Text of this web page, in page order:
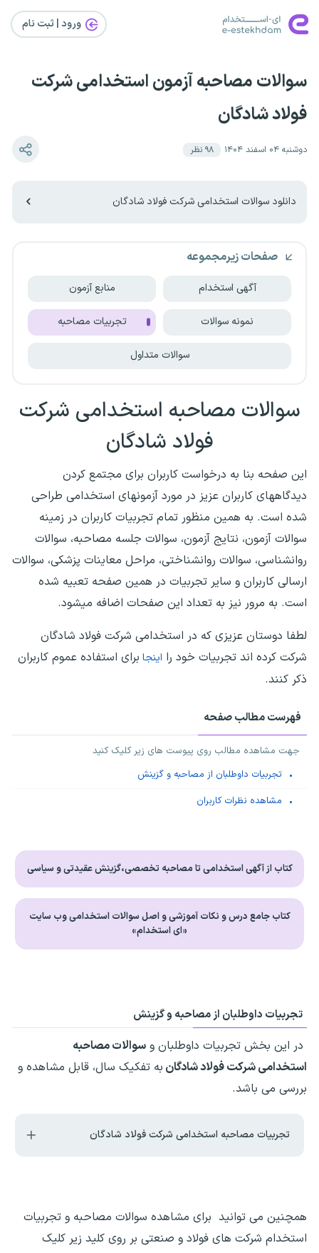
ورود | ثبت‌ نام
سوالات مصاحبه آزمون استخدامی شرکت
فولاد شادگان
دوشنبه ۰۴ اسفند ۱۴۰۴ ۹۸ نظر
دانلود سوالات استخدامی شرکت فولاد شادگان
صفحات زیرمجموعه
آگهی استخدام منابع آزمون
نمونه سوالات تجربیات مصاحبه
سوالات متداول
سوالات مصاحبه استخدامی شرکت
فولاد شادگان
این صفحه بنا به درخواست کاربران برای مجتمع کردن
دیدگاههای کاربران عزیز در مورد آزمونهای استخدامی طراحی
شده است. به همین منظور تمام تجربیات کاربران در زمینه
سوالات آزمون، نتایج آزمون، سوالات جلسه مصاحبه، سوالات
روانشناسی، سوالات روانشناختی، مراحل معاینات پزشکی، سوالات
ارسالی کاربران و سایر تجربیات در همین صفحه تعبیه شده
است. به مرور نیز به تعداد این صفحات اضافه میشود.
لطفا دوستان عزیزی که در استخدامی شرکت فولاد شادگان
شرکت کرده اند تجربیات خود را اینجا برای استفاده عموم کاربران
ذکر کنند.
فهرست مطالب صفحه
جهت مشاهده مطالب روی پیوست های زیر کلیک کنید
تجربیات داوطلبان از مصاحبه و گزینش
مشاهده نظرات کاربران
کتاب از آگهی استخدامی تا مصاحبه تخصصی،گزینش عقیدتی و سیاسی
کتاب جامع درس و نکات آموزشی و اصل سوالات استخدامی وب سایت
«ای استخدام»
تجربیات داوطلبان از مصاحبه و گزینش
در این بخش تجربیات داوطلبان و سوالات مصاحبه
استخدامی شرکت فولاد شادگان به تفکیک سال، قابل مشاهده و
بررسی می باشد.
تجربیات مصاحبه استخدامی شرکت فولاد شادگان
همچنین می توانید برای مشاهده سوالات مصاحبه و تجربیات
استخدام شرکت های فولاد و صنعتی بر روی کلید زیر کلیک